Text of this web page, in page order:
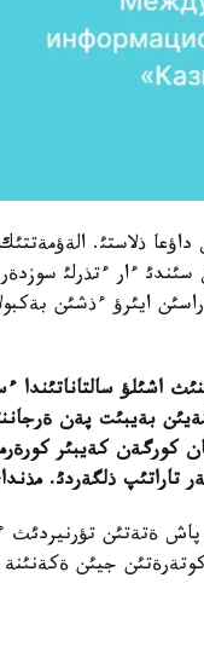
ذلاستئ.
ءار ءتذرلئ
ايئرؤ ءذشئن
اشئلؤ سالتاناتئندا
بةيبئت پةن
كورگةن كةيبئر
تاراتئپ ذلگةردئ.
ةتةتئن تؤرنيردئث
جيئن